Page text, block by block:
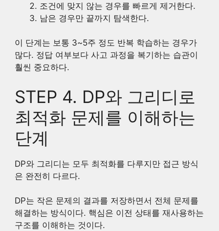
조건에 맞지 않는 경우를 빠르게 제거한다.
남은 경우만 끝까지 탐색한다.
이 단계는 보통 3~5주 정도 반복 학습하는 경우가
많다. 정답 여부보다 사고 과정을 복기하는 습관이
훨씬 중요하다.
STEP 4. DP와 그리디로
최적화 문제를 이해하는
단계
DP와 그리디는 모두 최적화를 다루지만 접근 방식
은 완전히 다르다.
DP는 작은 문제의 결과를 저장하면서 전체 문제를
해결하는 방식이다. 핵심은 이전 상태를 재사용하는
구조를 이해하는 것이다.